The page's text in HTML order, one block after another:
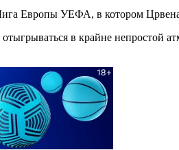
Европы УЕФА, в котором
в крайне непростой